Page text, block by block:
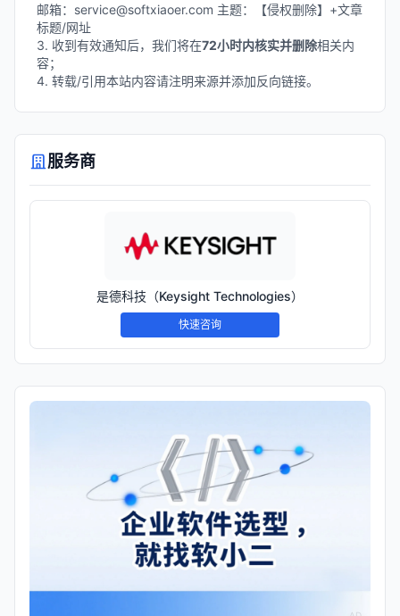
邮箱：service@softxiaoer.com 主题：【侵权删除】+文章
标题/网址
3. 收到有效通知后，我们将在72小时内核实并删除相关内
容；
4. 转载/引用本站内容请注明来源并添加反向链接。
服务商
是德科技（Keysight Technologies）
快速咨询